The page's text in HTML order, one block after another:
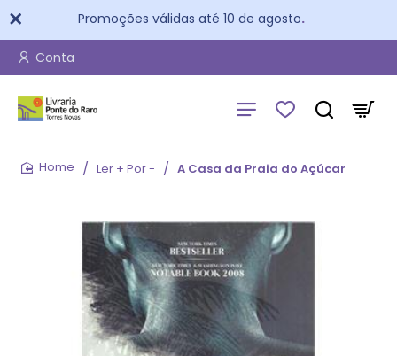
Promoções válidas até 10 de agosto.
Conta
Ler + Por - A Casa da Praia do Açúcar